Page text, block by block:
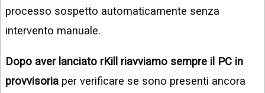
processo sospetto automaticamente senza
intervento manuale.
Dopo aver lanciato rKill riavviamo sempre il PC in
provvisoria per verificare se sono presenti ancora